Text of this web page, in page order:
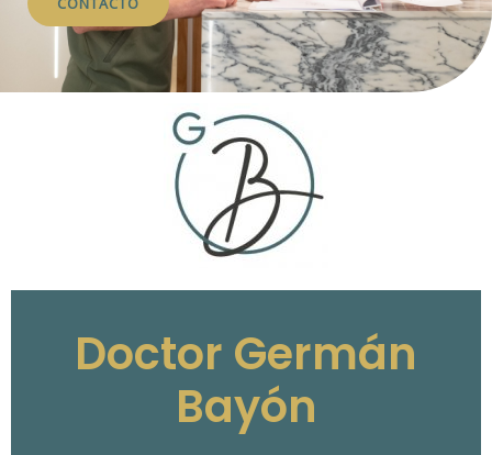
Doctor Germán
Bayón